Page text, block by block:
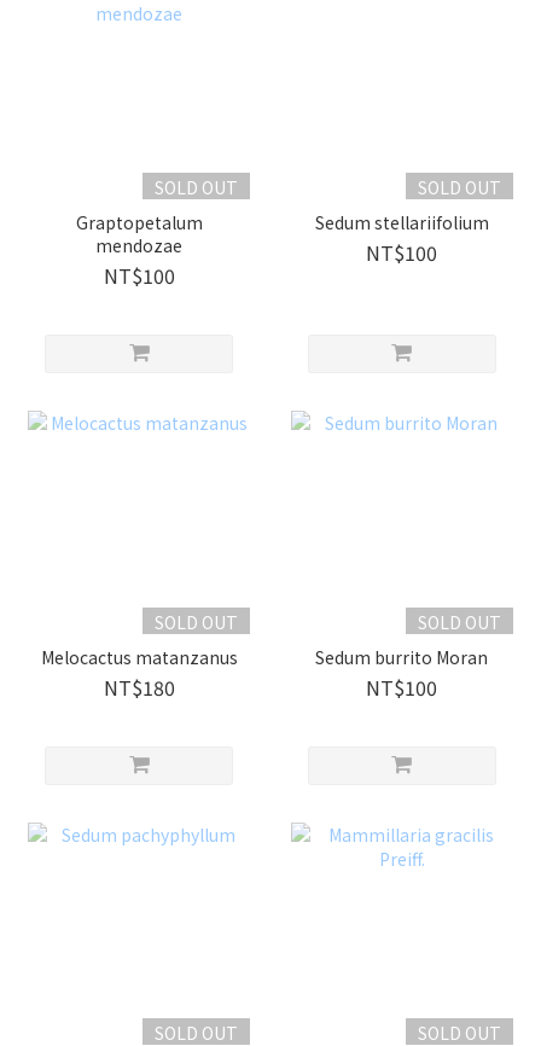
SOLD OUT
Graptopetalum
mendozae
NT$100
SOLD OUT
Sedum stellariifolium
NT$100
SOLD OUT
Melocactus matanzanus
NT$180
SOLD OUT
Sedum burrito Moran
NT$100
SOLD OUT
SOLD OUT